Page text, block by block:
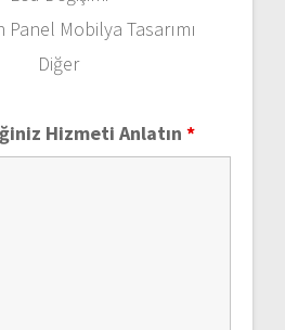
Panel Mobilya Tasarımı
Diğer
Hizmeti Anlatın *